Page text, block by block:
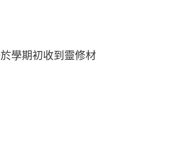
學期初收到靈修材